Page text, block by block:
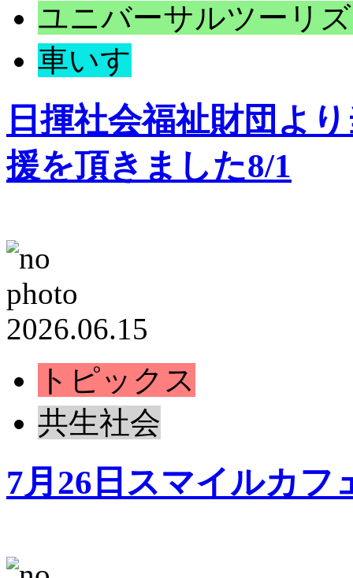
ユニバーサルツーリ
車いす
日揮社会福祉財団よ
援を頂きました8/1
2026.06.15
トピックス
共生社会
7月26日スマイルカフ